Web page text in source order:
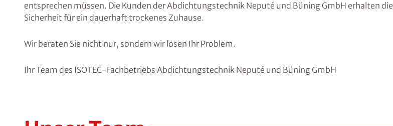
entsprechen müssen. Die Kunden der Abdichtungstechnik Neputé und Büning GmbH erhalten die
Sicherheit für ein dauerhaft trockenes Zuhause.
Wir beraten Sie nicht nur, sondern wir lösen Ihr Problem.
Ihr Team des ISOTEC-Fachbetriebs Abdichtungstechnik Neputé und Büning GmbH